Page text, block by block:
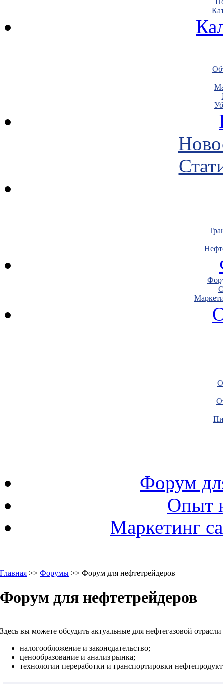
Форум
Опыт
Маркетинг
Главная >> Форумы >> Форум для нефтетрейдеров
Форум для нефтетрейдеров
Здесь вы можете обсудить актуальные для нефтегазовой
налогообложение и законодательство;
ценообразование и анализ рынка;
технологии переработки и транспортировки